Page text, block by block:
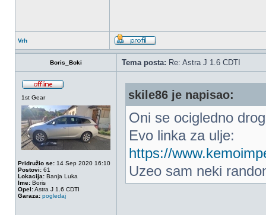
Vrh
Boris_Boki Tema posta: Re: Astra J 1.6 CDTI
1st Gear
Pridružio se: 14 Sep 2020 16:10
Postovi: 61
Lokacija: Banja Luka
Ime: Boris
Opel:Astra J 1.6 CDTI
Garaza: pogledaj
skile86 je napisao:
Oni se ocigledno
Evo linka za ulje:
https://
Uzeo sam neki